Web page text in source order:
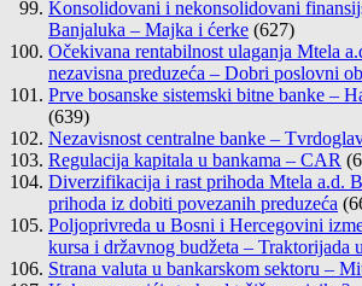
Konsolidovani i nekonsolidovani
Banjaluka – Majka i ćerke (627)
Očekivana rentabilnost ulaganja Mtela
nezavisna preduzeća – Dobri poslovni
Prve bosanske sistemski bitne banke –
(639)
Nezavisnost centralne banke –
Regulacija kapitala u bankama – CAR
Diverzifikacija i rast prihoda Mtela a.d.
prihoda iz dobiti povezanih preduzeća
Poljoprivreda u Bosni i Hercegovini
kursa i državnog budžeta – Traktorijada
Strana valuta u bankarskom sektoru –